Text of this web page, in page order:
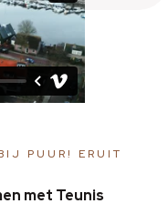
PUUR! ERUIT
met Teunis